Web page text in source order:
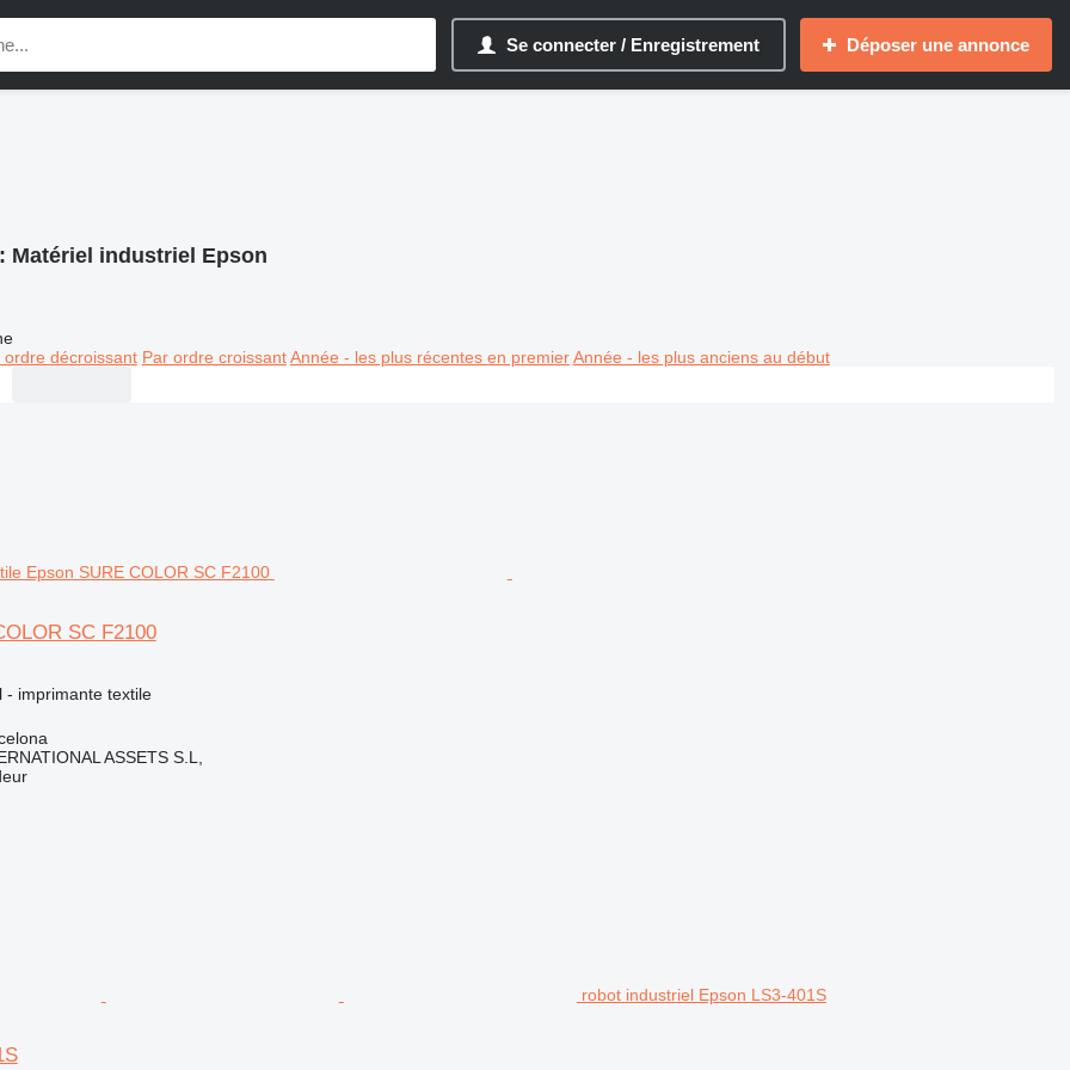
Se connecter / Enregistrement Déposer une annonce
Matériel industriel Epson
ordre décroissant Par ordre croissant Année - les plus récentes en premier Année - les plus anciens au début
SC F2100
- imprimante textile
ASSETS S.L,
robot industriel Epson LS3-401S